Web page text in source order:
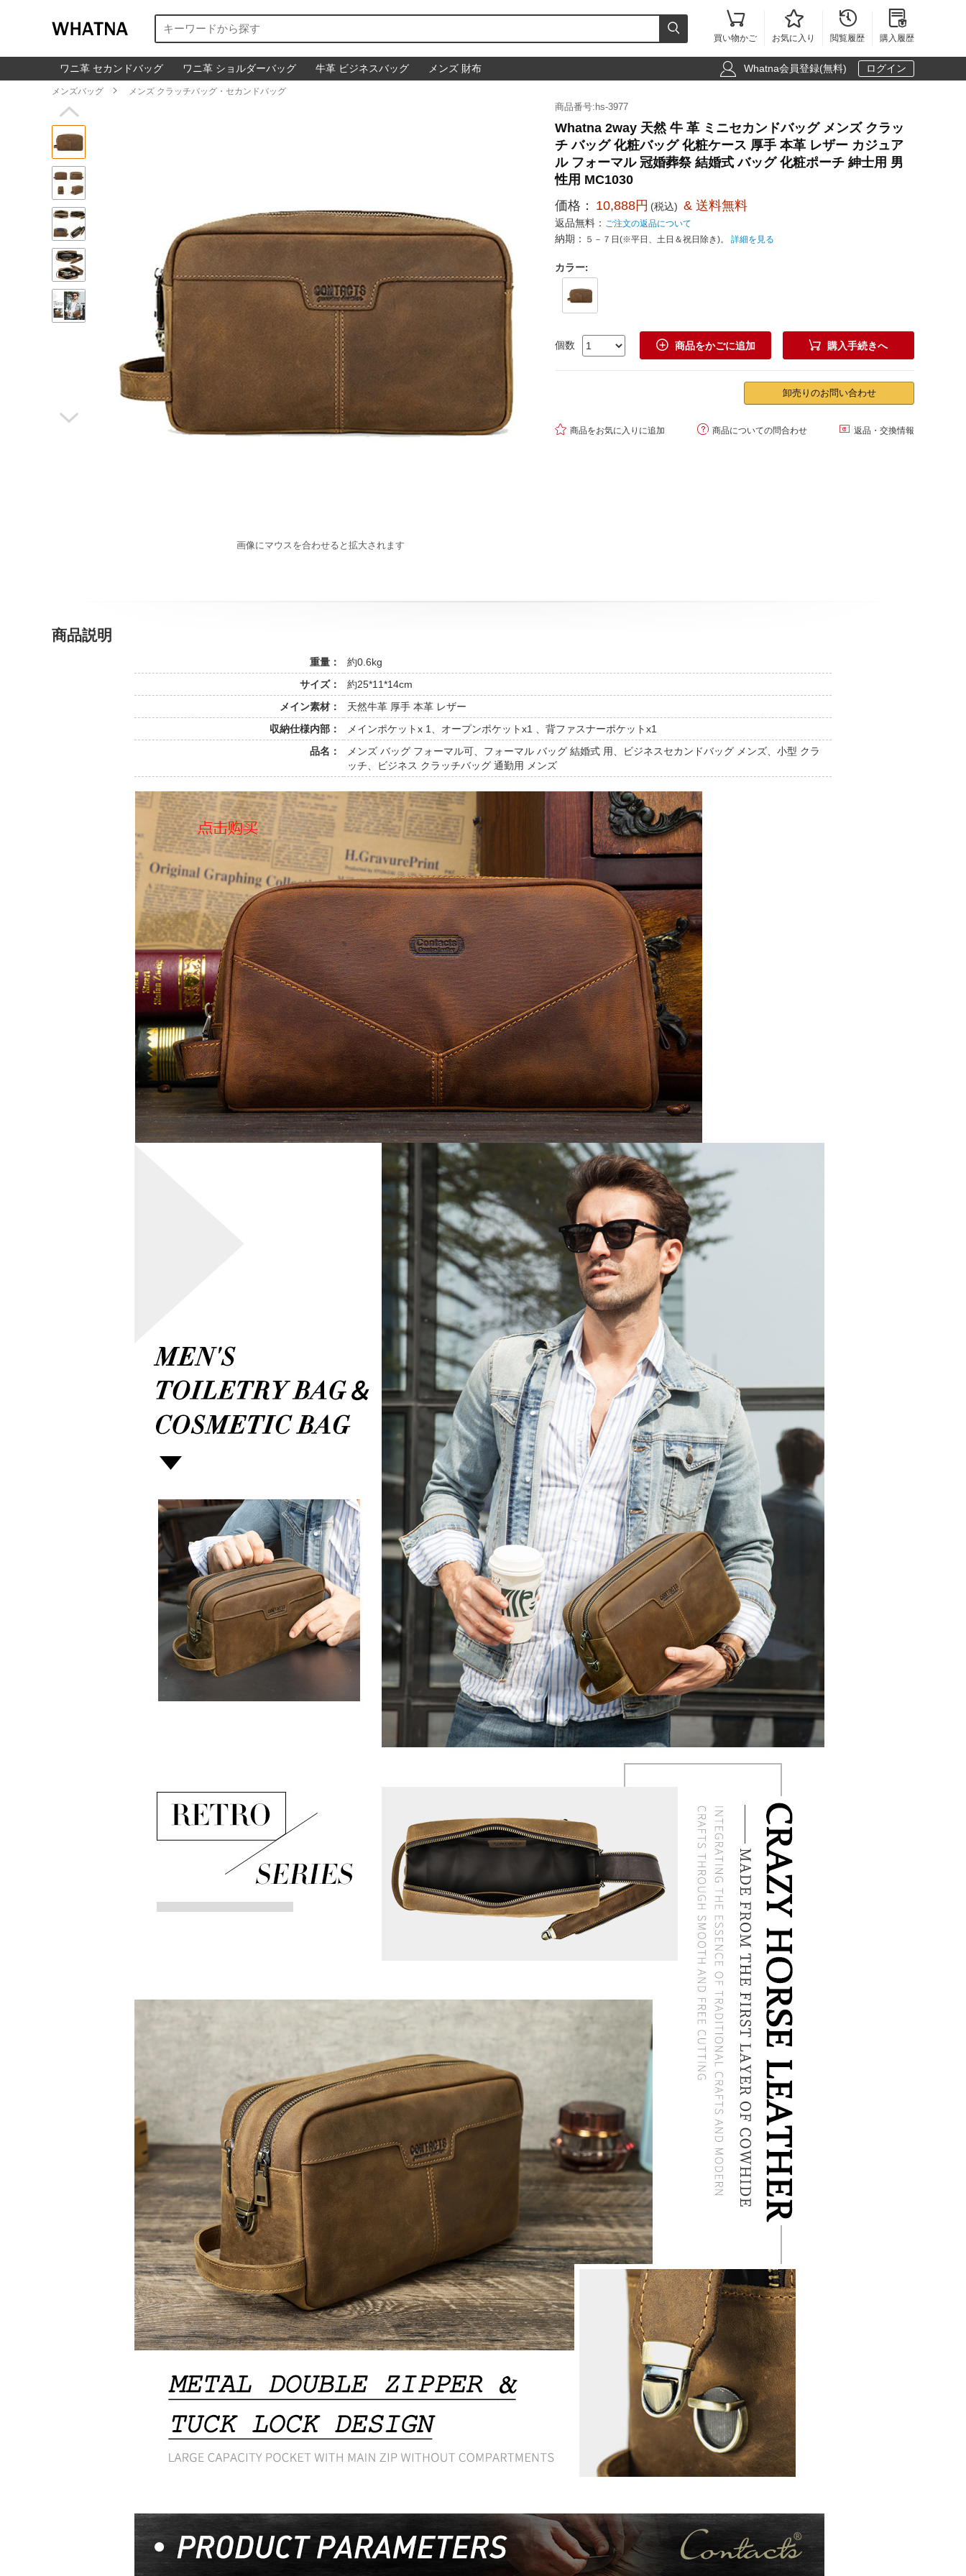


買い物かご

お気に入り

閲覧履歴

購入履歴
ワニ革 セカンドバッグ ワニ革 ショルダーバッグ 牛革 ビジネスバッグ メンズ 財布  Whatna会員登録(無料) ログイン
メンズバッグ  メンズ クラッチバッグ・セカンドバッグ


画像にマウスを合わせると拡大されます
商品番号:hs-3977
Whatna 2way 天然 牛 革 ミニセカンドバッグ メンズ クラッ
チ バッグ 化粧バッグ 化粧ケース 厚手 本革 レザー カジュア
ル フォーマル 冠婚葬祭 結婚式 バッグ 化粧ポーチ 紳士用 男
性用 MC1030
価格： 10,888円 (税込) & 送料無料
返品無料： ご注文の返品について
納期： ５－７日(※平日、土日＆祝日除き)。 詳細を見る
カラー:
個数  商品をかごに追加  購入手続きへ
卸売りのお問い合わせ
 商品をお気に入りに追加  商品についての問合わせ  返品・交換情報
商品説明
重量：
約0.6kg
サイズ：
約25*11*14cm
メイン素材：
天然牛革 厚手 本革 レザー
収納仕様内部：
メインポケットx 1、オープンポケットx1 、背ファスナーポケットx1
品名：
メンズ バッグ フォーマル可、フォーマル バッグ 結婚式 用、ビジネスセカンドバッグ メンズ、小型 クラ
ッチ、ビジネス クラッチバッグ 通勤用 メンズ